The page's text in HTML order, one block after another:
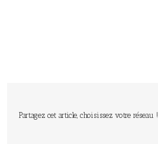
Partagez cet article, choisissez votre réseau !